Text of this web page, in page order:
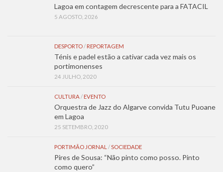
Lagoa em contagem decrescente para a FATACIL
5 AGOSTO, 2026
DESPORTO/ REPORTAGEM
Ténis e padel estão a cativar cada vez mais os
portimonenses
24 JULHO, 2020
CULTURA/ EVENTO
Orquestra de Jazz do Algarve convida Tutu Puoane
em Lagoa
25 SETEMBRO, 2020
PORTIMÃO JORNAL /SOCIEDADE
Pires de Sousa: “Não pinto como posso. Pinto
como quero”